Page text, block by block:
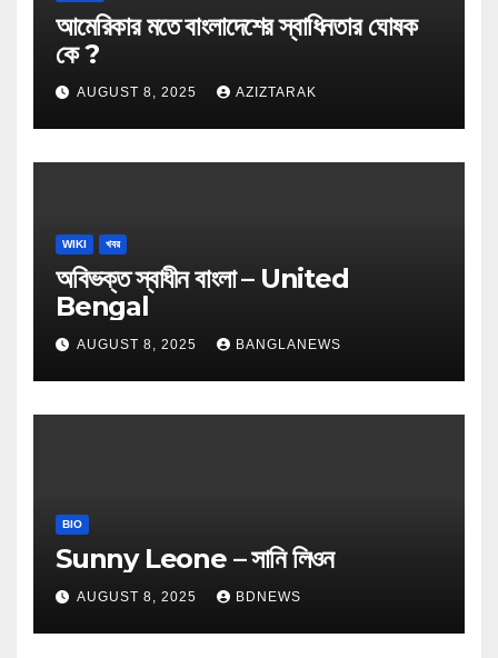
আমেরিকার মতে বাংলাদেশের স্বাধিনতার ঘোষক
কে ?
AUGUST 8, 2025 AZIZTARAK
WIKI খবর
অবিভক্ত স্বাধীন বাংলা – United
Bengal
AUGUST 8, 2025 BANGLANEWS
BIO
Sunny Leone – সানি লিওন
AUGUST 8, 2025 BDNEWS